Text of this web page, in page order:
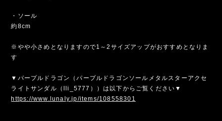
・ソール
約8cm
※やや小さめとなりますので1～2サイズアップがおすすめとなりま
す
▼パープルドラゴン（パープルドラゴンソールメタルスターアクセ
ライトサンダル（lli_5777））は以下からご覧ください▼
https://www.lunaly.jp/items/108558301